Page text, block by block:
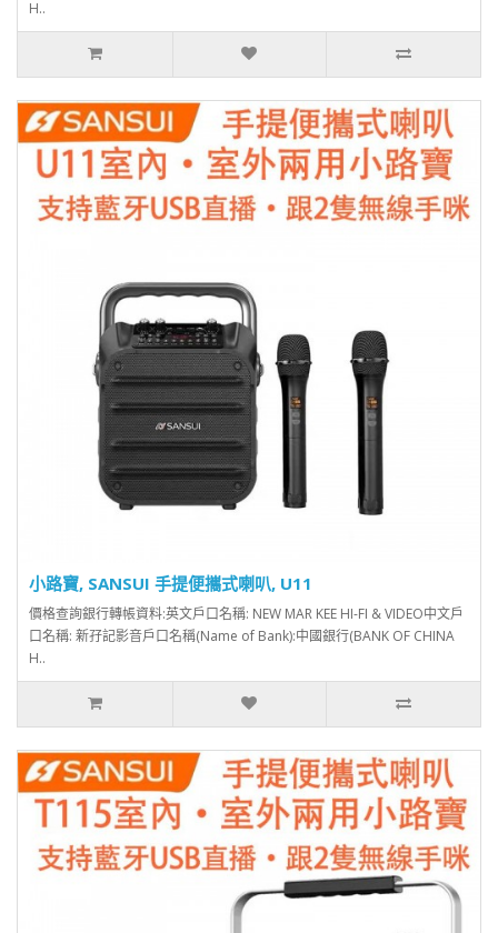
H..
小路寶, SANSUI 手提便攜式喇叭, U11
價格查詢銀行轉帳資料:英文戶口名稱: NEW MAR KEE HI-FI & VIDEO中文戶
口名稱: 新孖記影音戶口名稱(Name of Bank):中國銀行(BANK OF CHINA
H..